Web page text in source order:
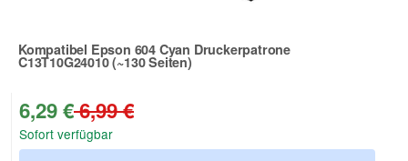
Kompatibel Epson 604 Cyan Druckerpatrone
C13T10G24010 (~130 Seiten)
Zur Artikelbewertung
6,29 €6,99 €
Sofort verfügbar